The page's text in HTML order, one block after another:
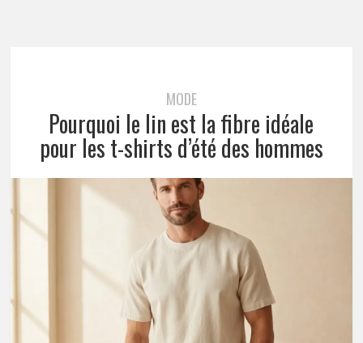
MODE
Pourquoi le lin est la fibre idéale
pour les t-shirts d’été des hommes